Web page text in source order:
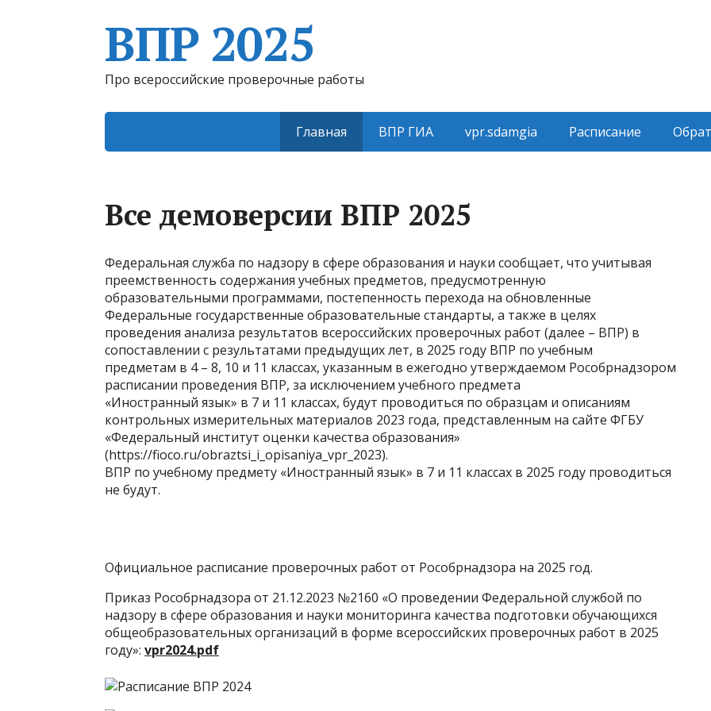
ВПР 2025
Про всероссийские проверочные работы
Главная ВПР ГИА vpr.sdamgia Расписание
Все демоверсии ВПР 2025
Федеральная служба по надзору в сфере образования и науки сообщает, что учитывая
преемственность содержания учебных предметов, предусмотренную
образовательными программами, постепенность перехода на обновленные
Федеральные государственные образовательные стандарты, а также в целях
проведения анализа результатов всероссийских проверочных работ (далее – ВПР) в
сопоставлении с результатами предыдущих лет, в 2025 году ВПР по учебным
предметам в 4 – 8, 10 и 11 классах, указанным в ежегодно утверждаемом Рособрнадзором
расписании проведения ВПР, за исключением учебного предмета
«Иностранный язык» в 7 и 11 классах, будут проводиться по образцам и описаниям
контрольных измерительных материалов 2023 года, представленным на сайте ФГБУ
«Федеральный институт оценки качества образования»
(https://fioco.ru/obraztsi_i_opisaniya_vpr_2023).
ВПР по учебному предмету «Иностранный язык» в 7 и 11 классах в 2025 году проводиться
не будут.
Официальное расписание проверочных работ от Рособрнадзора на 2025 год.
Приказ Рособрнадзора от 21.12.2023 №2160 «О проведении Федеральной службой по
надзору в сфере образования и науки мониторинга качества подготовки обучающихся
общеобразовательных организаций в форме всероссийских проверочных работ в 2025
году»: vpr2024.pdf